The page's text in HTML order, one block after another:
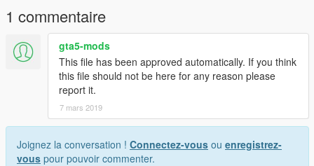
1 commentaire
gta5-mods
This file has been approved automatically. If you think
this file should not be here for any reason please
report it.
7 mars 2019
Joignez la conversation ! Connectez-vous ou enregistrez-
vous pour pouvoir commenter.